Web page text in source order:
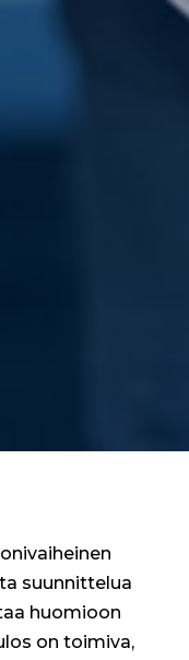
suunnittelua
huomioon
on toimiva,